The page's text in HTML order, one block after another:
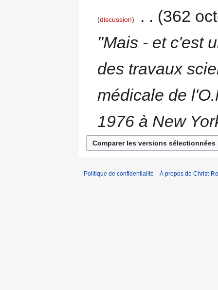
discussion
362
"Mais - et c'est
des travaux
médicale de
1976 à New
Politique de confidentialité À propos de Christ-